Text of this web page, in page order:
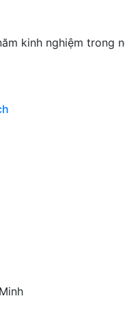
kinh nghiệm trong